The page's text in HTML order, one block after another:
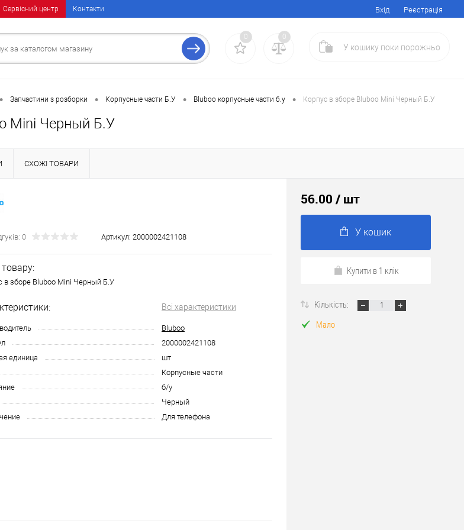
Сервісний центр Контакти Вхід Реєстрація
0 0
У кошику поки порожньо
• Запчастини з розборки • Корпусные части Б.У • Bluboo корпусные части б.у • Корпус в зборе Bluboo Mini Черный Б.У
Mini Черный Б.У
СХОЖІ ТОВАРИ
0 Артикул: 2000002421108
в зборе Bluboo Mini Черный Б.У
Всі характеристики
Bluboo
2000002421108
единица
шт
Корпусные части
б/у
Черный
Для телефона
56.00 / шт
У кошик
Купити в 1 клік
Кількість:
Мало